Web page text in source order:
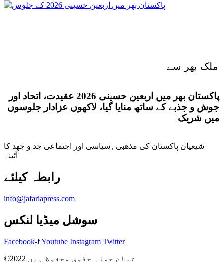
ملک بھر سے
پاکستان بھر میں اربعین حسینی 2026 عقیدت، اتحاد اور
جوش و جذبے کے ساتھ منایا گیا، لاکھوں عزادار جلوسوں
میں شریک
شیعیان پاکستان کی مذهبی , سیاسی اور اجتماعی جد و جهد کا
آئینہ
info@jafariapress.com​
سوشل میڈیا لنکس
Facebook-fYoutube Instagram Twitter
©2022 تمام جملہ حقوق محفوظ ہیں